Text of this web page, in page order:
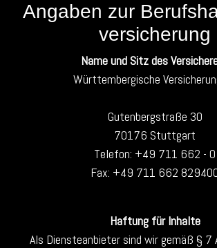
Angaben zur
versicherung
Name und Sitz des
Württembergische
Gutenbergstraße 30
70176 Stuttgart
Telefon: +49 711 662 - 0
Fax: +49 711 662
Haftung für Inhalte
Als Diensteanbieter sind wir gemäß § 7